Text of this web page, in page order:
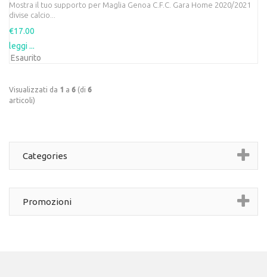
Mostra il tuo supporto per Maglia Genoa C.F.C. Gara Home 2020/2021
divise calcio...
€17.00
leggi ...
Esaurito
Visualizzati da 1 a 6 (di 6
articoli)
Categories
Promozioni